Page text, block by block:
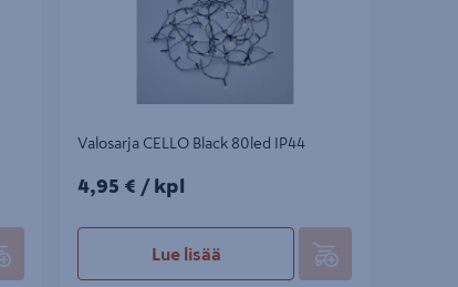
Valosarja CELLO Black 80led IP44
4,95€/kpl
4,95 € / kpl
Lue lisää